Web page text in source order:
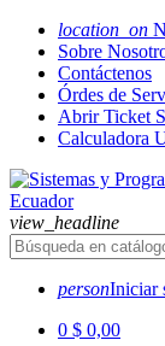
location_on
Sobre
Contáctenos
Órdes de
Abrir Ticket
Calculadora
view_headline
personIniciar
0 $ 0,00